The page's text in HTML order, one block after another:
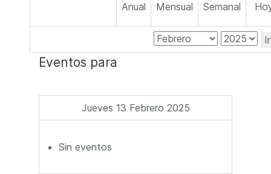
Anual Mensual Semanal
Eventos para
Jueves 13 Febrero 2025
Sin eventos